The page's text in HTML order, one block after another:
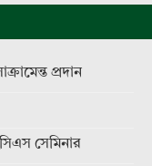
প্রদান
সেমিনার